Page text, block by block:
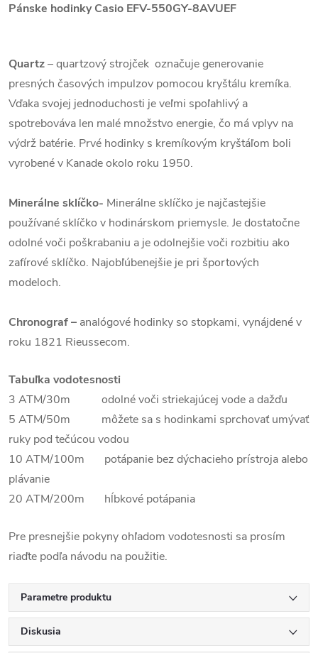
Pánske hodinky Casio EFV-550GY-8AVUEF
Quartz– quartzový strojček označuje generovanie
presných časových impulzov pomocou kryštálu kremíka.
Vďaka svojej jednoduchosti je veľmi spoľahlivý a
spotrebováva len malé množstvo energie, čo má vplyv na
výdrž batérie. Prvé hodinky s kremíkovým kryštáľom boli
vyrobené v Kanade okolo roku 1950.
Minerálne sklíčko- Minerálne sklíčko je najčastejšie
používané sklíčko v hodinárskom priemysle. Je dostatočne
odolné voči poškrabaniu a je odolnejšie voči rozbitiu ako
zafírové sklíčko. Najobľúbenejšie je pri športových
modeloch.
Chronograf – analógové hodinky so stopkami, vynájdené v
roku 1821 Rieussecom.
Tabuľka vodotesnosti
3 ATM/30m odolné voči striekajúcej vode a dažďu
5 ATM/50m môžete sa s hodinkami sprchovať umývať
ruky pod tečúcou vodou
10 ATM/100m potápanie bez dýchacieho prístroja alebo
plávanie
20 ATM/200m hĺbkové potápania
Pre presnejšie pokyny ohľadom vodotesnosti sa prosím
riaďte podľa návodu na použitie.
Parametre produktu
Diskusia